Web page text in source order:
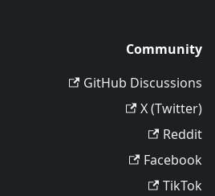
Community
GitHub Discussions
X (Twitter)
Reddit
Facebook
TikTok